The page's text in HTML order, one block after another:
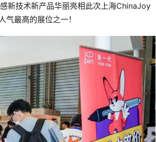
新技术新产品华丽亮相此次上海ChinaJoy
最高的展位之一！